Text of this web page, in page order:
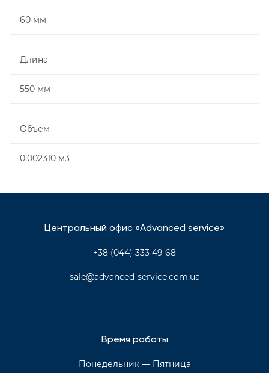
60 мм
Длина
550 мм
Объем
0.002310 м3
Центральный офис «Advanced service»
+38 (044) 333 49 68
sale@advanced-service.com.ua
Время работы
Понедельник — Пятница